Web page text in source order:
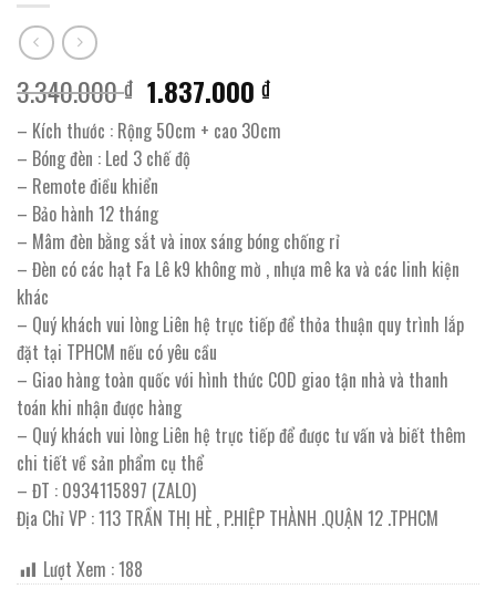
3.340.000₫ Giá
gốc
là:
3.340.000 ₫.
1.837.000₫Giá
hiện
tại
– Kích thước : Rộng 50cm + cao 30cm
– Bóng đèn : Led 3 chế độ
– Remote điều khiển
– Bảo hành 12 tháng
– Mâm đèn bằng sắt và inox sáng bóng chống rỉ
– Đèn có các hạt Fa Lê k9 không mờ , nhựa mê ka và các linh kiện
khác
– Quý khách vui lòng Liên hệ trực tiếp để thỏa thuận quy trình lắp
đặt tại TPHCM nếu có yêu cầu
– Giao hàng toàn quốc với hình thức COD giao tận nhà và thanh
toán khi nhận được hàng
– Quý khách vui lòng Liên hệ trực tiếp để được tư vấn và biết thêm
chi tiết về sản phẩm cụ thể
– ĐT : 0934115897 (ZALO)
Địa Chỉ VP : 113 TRẦN THỊ HÈ , P.HIỆP THÀNH .QUẬN 12 .TPHCM
Lượt Xem :188